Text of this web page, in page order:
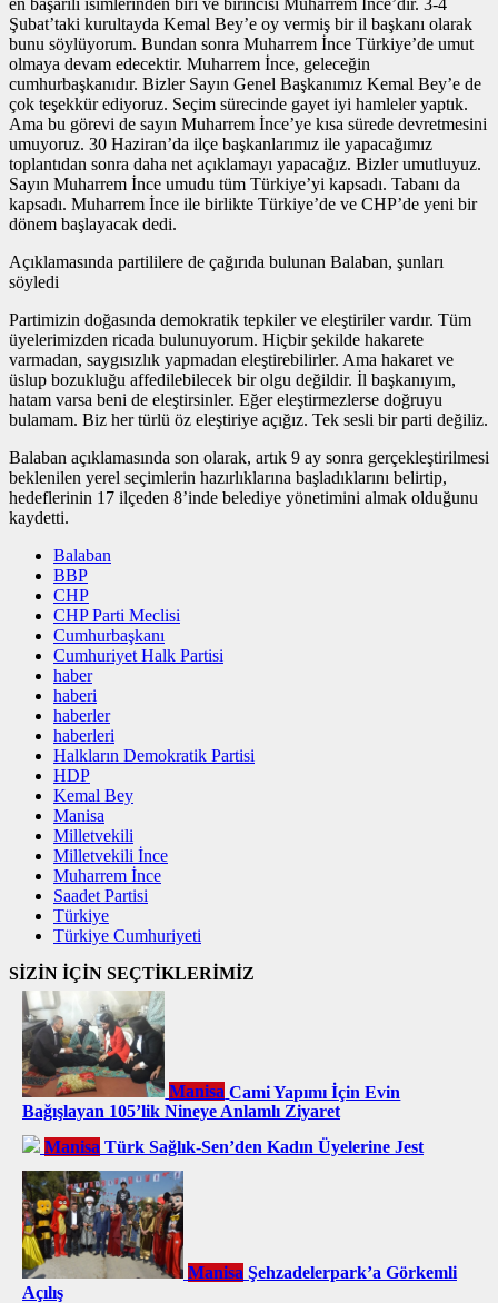
Şubat’taki kurultayda Kemal Bey’e oy vermiş bir il başkanı olarak
bunu söylüyorum. Bundan sonra Muharrem İnce Türkiye’de umut
olmaya devam edecektir. Muharrem İnce, geleceğin
cumhurbaşkanıdır. Bizler Sayın Genel Başkanımız Kemal Bey’e de
çok teşekkür ediyoruz. Seçim sürecinde gayet iyi hamleler yaptık.
Ama bu görevi de sayın Muharrem İnce’ye kısa sürede devretmesini
umuyoruz. 30 Haziran’da ilçe başkanlarımız ile yapacağımız
toplantıdan sonra daha net açıklamayı yapacağız. Bizler umutluyuz.
Sayın Muharrem İnce umudu tüm Türkiye’yi kapsadı. Tabanı da
kapsadı. Muharrem İnce ile birlikte Türkiye’de ve CHP’de yeni bir
dönem başlayacak dedi.
Açıklamasında partililere de çağırıda bulunan Balaban, şunları
söyledi
Partimizin doğasında demokratik tepkiler ve eleştiriler vardır. Tüm
üyelerimizden ricada bulunuyorum. Hiçbir şekilde hakarete
varmadan, saygısızlık yapmadan eleştirebilirler. Ama hakaret ve
üslup bozukluğu affedilebilecek bir olgu değildir. İl başkanıyım,
hatam varsa beni de eleştirsinler. Eğer eleştirmezlerse doğruyu
bulamam. Biz her türlü öz eleştiriye açığız. Tek sesli bir parti değiliz.
Balaban açıklamasında son olarak, artık 9 ay sonra gerçekleştirilmesi
beklenilen yerel seçimlerin hazırlıklarına başladıklarını belirtip,
hedeflerinin 17 ilçeden 8’inde belediye yönetimini almak olduğunu
kaydetti.
Balaban
BBP
CHP
CHP Parti Meclisi
Cumhurbaşkanı
Cumhuriyet Halk Partisi
haber
haberi
haberler
haberleri
Halkların Demokratik Partisi
HDP
Kemal Bey
Manisa
Milletvekili
Milletvekili İnce
Muharrem İnce
Saadet Partisi
Türkiye
Türkiye Cumhuriyeti
SİZİN İÇİN SEÇTİKLERİMİZ
Manisa Cami Yapımı İçin Evin
Bağışlayan 105’lik Nineye Anlamlı Ziyaret
Manisa Türk Sağlık-Sen’den Kadın Üyelerine Jest
Manisa Şehzadelerpark’a Görkemli
Açılış